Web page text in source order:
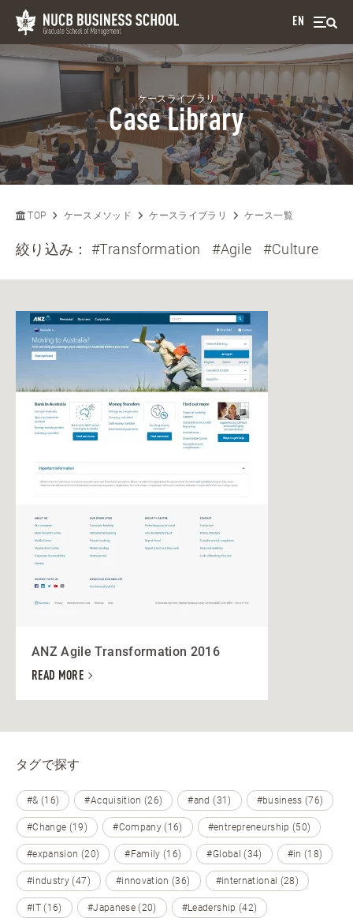
EN
ケースライブラリ
Case Library
TOP ケースメソッド ケースライブラリ ケース一覧
絞り込み：#Transformation #Agile #Culture
ANZ Agile Transformation 2016
READ MORE
タグで探す
#& (16) #Acquisition (26) #and (31) #business (76)
#Change (19) #Company (16) #entrepreneurship (50)
#expansion (20) #Family (16) #Global (34) #in (18)
#industry (47) #innovation (36) #international (28)
#IT (16) #Japanese (20) #Leadership (42)